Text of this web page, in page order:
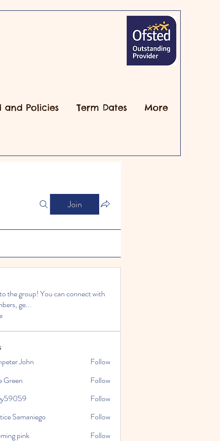
and Policies Term Dates More
Join
the group! You can connect with
ge...
John
Follow
Green
Follow
Follow
Samaniego
Follow
pink
Follow